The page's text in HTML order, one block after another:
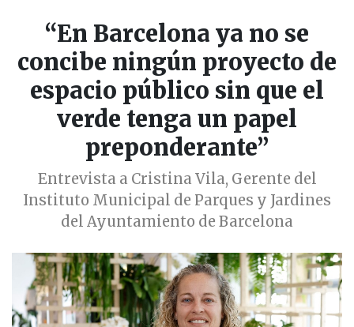
“En Barcelona ya no se
concibe ningún proyecto de
espacio público sin que el
verde tenga un papel
preponderante”
Entrevista a Cristina Vila, Gerente del
Instituto Municipal de Parques y Jardines
del Ayuntamiento de Barcelona